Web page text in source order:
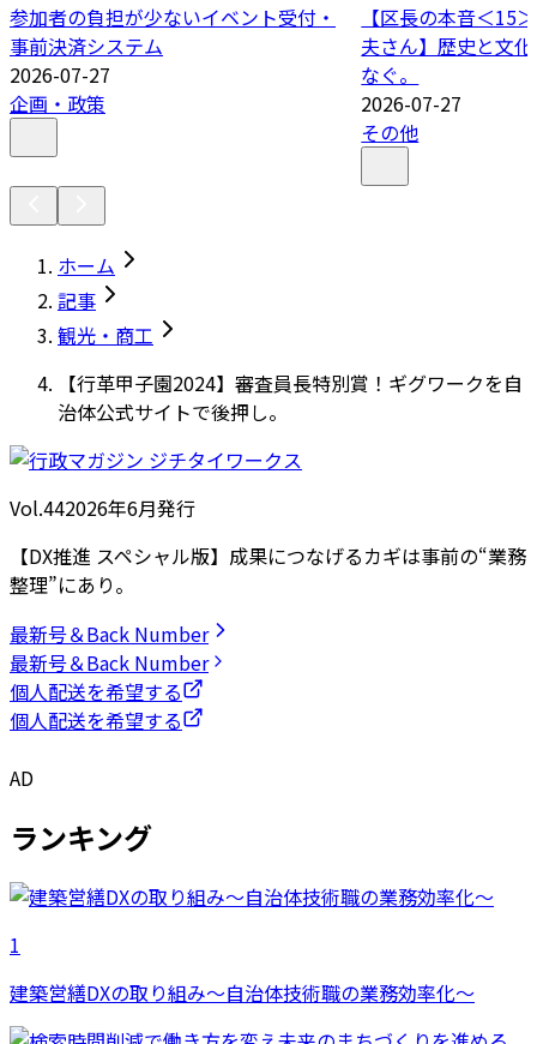
参加者の負担が少ないイベント受付・
事前決済システム
2026-07-27
企画・政策
【区長の本音＜15
夫さん】歴史と文
なぐ。
2026-07-27
その他
ホーム
記事
観光・商工
【行革甲子園2024】審査員長特別賞！ギグワークを自
治体公式サイトで後押し。
Vol.442026年6月発行
【DX推進 スペシャル版】成果につなげるカギは事前の“業務
整理”にあり。
最新号＆Back Number
最新号＆Back Number
個人配送を希望する
個人配送を希望する
AD
ランキング
1
建築営繕DXの取り組み～自治体技術職の業務効率化～